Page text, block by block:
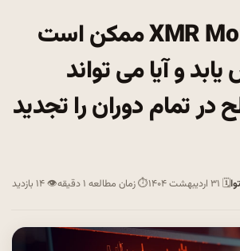
قیمت XMR Monero ممکن است
یابد و آیا می تواند
در تمام دوران را تجدید
🗓 ۳۱ اردیبهشت ۱۴۰۴ ⏱ زمان مطالعه ۱ دقیقه 👁 ۱۴ بازدید